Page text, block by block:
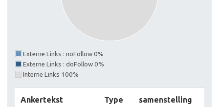
Externe Links : noFollow 0%
Externe Links : doFollow 0%
Interne Links 100%
Ankertekst Type samenstelling